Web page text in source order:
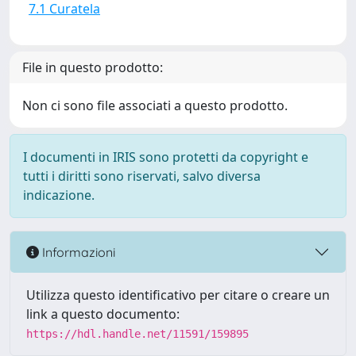
7.1 Curatela
File in questo prodotto:
Non ci sono file associati a questo prodotto.
I documenti in IRIS sono protetti da copyright e
tutti i diritti sono riservati, salvo diversa
indicazione.
Informazioni
Utilizza questo identificativo per citare o creare un
link a questo documento:
https://hdl.handle.net/11591/159895